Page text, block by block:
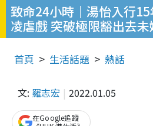
致命24小時｜湯怡入行
凌虐戲 突破極限豁出去
首頁 生活話題 熱話
文: 羅志宏 2022.01.05
在Google追蹤